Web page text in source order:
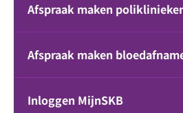
Afspraak maken
Afspraak maken
Inloggen MijnSKB